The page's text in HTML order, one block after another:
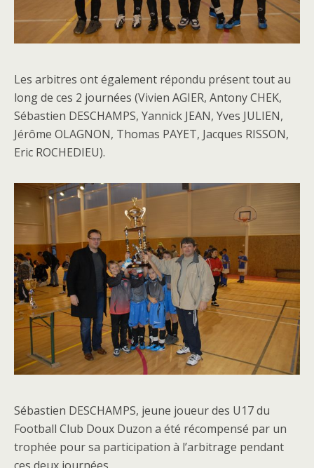
Les arbitres ont également répondu présent tout au
long de ces 2 journées (Vivien AGIER, Antony CHEK,
Sébastien DESCHAMPS, Yannick JEAN, Yves JULIEN,
Jérôme OLAGNON, Thomas PAYET, Jacques RISSON,
Eric ROCHEDIEU).
Sébastien DESCHAMPS, jeune joueur des U17 du
Football Club Doux Duzon a été récompensé par un
trophée pour sa participation à l’arbitrage pendant
ces deux journées.